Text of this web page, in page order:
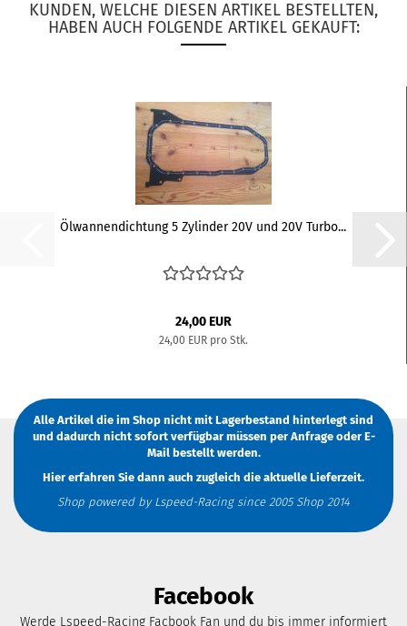
KUNDEN, WELCHE DIESEN ARTIKEL BESTELLTEN,
HABEN AUCH FOLGENDE ARTIKEL GEKAUFT:
Ölwannendichtung 5 Zylinder 20V und 20V Turbo...
24,00 EUR
24,00 EUR pro Stk.
Alle Artikel die im Shop nicht mit Lagerbestand hinterlegt sind
und dadurch nicht sofort verfügbar müssen per AnfrageoderE-
Mailbestellt werden.
Hier erfahren Sie dann auch zugleich die aktuelle Lieferzeit.
Shop powered by Lspeed-Racing since 2005 Shop 2014
Facebook
Werde Lspeed-Racing Facbook Fan und du bis immer informiert